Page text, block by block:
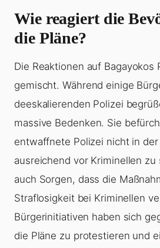
Wie reagiert die
die Pläne?
Die Reaktionen auf Bagayokos
gemischt. Während einige
deeskalierenden Polizei
massive Bedenken. Sie
entwaffnete Polizei nicht in
ausreichend vor Kriminellen
auch Sorgen, dass die
Straflosigkeit bei Kriminellen
Bürgerinitiativen haben sich
die Pläne zu protestieren und